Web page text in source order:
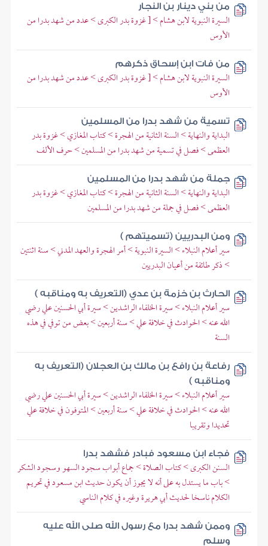
من بني دينار بن النجار
السيرة النبوية لابن هشام > [ غزوة بدر الكبرى > عدد من شهد بدرا من
الأوس
من فات ابن إسحاق ذكرهم
السيرة النبوية لابن هشام > [ غزوة بدر الكبرى > عدد من شهد بدرا من
الأوس
تسمية من شهد بدرا من المسلمين
البداية والنهاية > السنة الثانية من الهجرة > كتاب المغازي > غزوة بدر
العظمى > فصل في تسمية من شهد بدرا من المسلمين > حرف الألف
جملة من شهد بدرا من المسلمين
البداية والنهاية > السنة الثانية من الهجرة > كتاب المغازي > غزوة بدر
العظمى > فصل في جملة من شهد بدرا من المسلمين
ومن البدريين (تسميتهم )
سير أعلام النبلاء > السيرة النبوية > أمر الهجرة والعهد المدني > سنة اثنتين
> ذكر طائفة من أعيان البدريين
الحارث بن خزمة بن عدي (التعريف به ومناقبه )
سير أعلام النبلاء > سيرة الخلفاء الراشدين > سيرة أبي الحسنين علي رضي
الله عنه > الحوادث في خلافة علي > سنة أربعين > بعض من توفي في هذه
السنة
رفاعة بن رافع بن مالك بن العجلان (التعريف به
ومناقبه )
سير أعلام النبلاء > سيرة الخلفاء الراشدين > سيرة أبي الحسنين علي رضي
الله عنه > الحوادث في خلافة علي > سنة أربعين > المتوفون في خلافة علي
تحديدا وتقريبا
فجاء ابن مسعود فبادر فشهد بدرا
السنن الكبرى > كتاب الصلاة > جماع أبواب سجود السهو وسجود الشكر
> باب ما يستدل به على أنه لا يجوز أن يكون حديث ابن مسعود في تحريم
الكلام ناسخا لحديث أبي هريرة وغيره في كلام الناسي
وممن شهد بدرا مع رسول الله صلى الله عليه
وسلم